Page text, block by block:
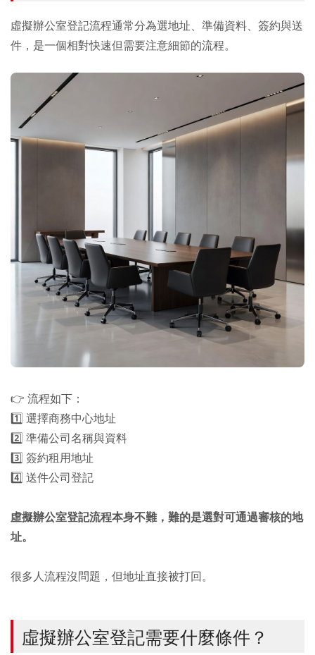
虛擬辦公室登記流程通常分為選地址、準備資料、簽約與送
件，是一個相對快速但需要注意細節的流程。
👉 流程如下：
1️⃣ 選擇商務中心地址
2️⃣ 準備公司名稱與資料
3️⃣ 簽約租用地址
4️⃣ 送件公司登記
虛擬辦公室登記流程本身不難，難的是選對可通過審核的地
址。
很多人流程沒問題，但地址直接被打回。
虛擬辦公室登記需要什麼條件？